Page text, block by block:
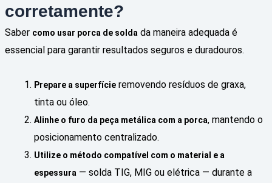
corretamente?
Saber como usar porca de solda da maneira adequada é
essencial para garantir resultados seguros e duradouros.
Prepare a superfície removendo resíduos de graxa,
tinta ou óleo.
Alinhe o furo da peça metálica com a porca, mantendo o
posicionamento centralizado.
Utilize o método compatível com o material e a
espessura — solda TIG, MIG ou elétrica — durante a